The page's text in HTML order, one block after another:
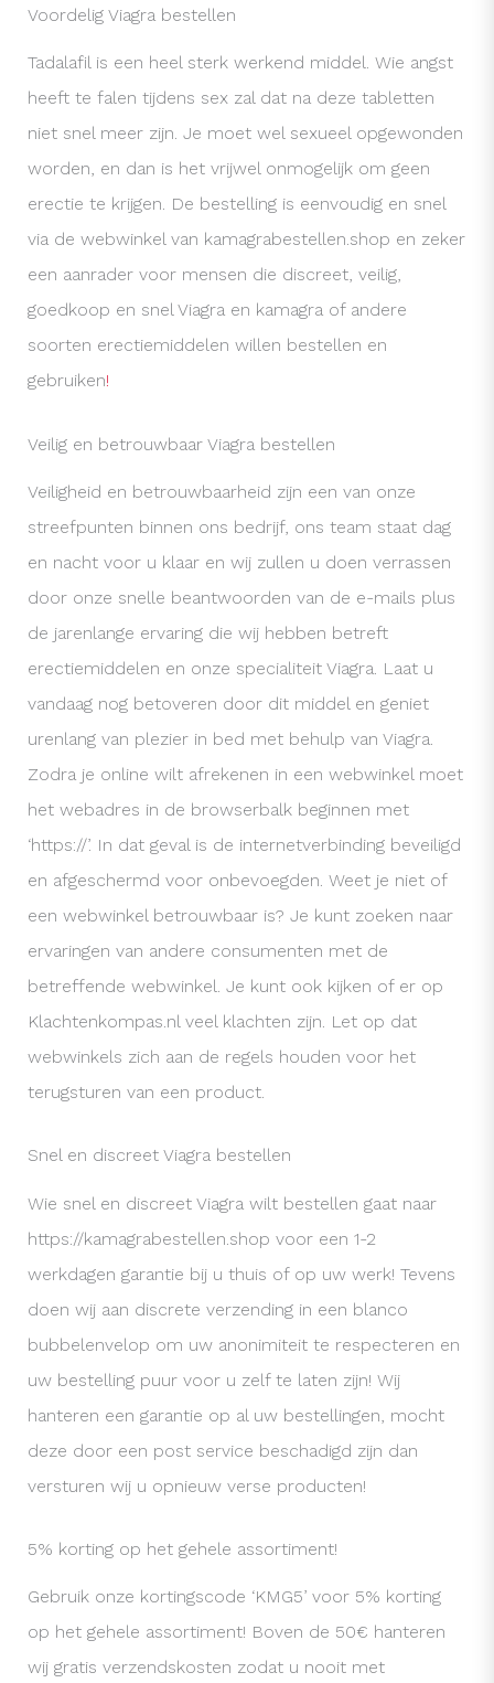
Voordelig Viagra bestellen
Tadalafil is een heel sterk werkend middel. Wie angst
heeft te falen tijdens sex zal dat na deze tabletten
niet snel meer zijn. Je moet wel sexueel opgewonden
worden, en dan is het vrijwel onmogelijk om geen
erectie te krijgen. De bestelling is eenvoudig en snel
via de webwinkel van kamagrabestellen.shop en zeker
een aanrader voor mensen die discreet, veilig,
goedkoop en snel Viagra en kamagra of andere
soorten erectiemiddelen willen bestellen en
gebruiken!
Veilig en betrouwbaar Viagra bestellen
Veiligheid en betrouwbaarheid zijn een van onze
streefpunten binnen ons bedrijf, ons team staat dag
en nacht voor u klaar en wij zullen u doen verrassen
door onze snelle beantwoorden van de e-mails plus
de jarenlange ervaring die wij hebben betreft
erectiemiddelen en onze specialiteit Viagra. Laat u
vandaag nog betoveren door dit middel en geniet
urenlang van plezier in bed met behulp van Viagra.
Zodra je online wilt afrekenen in een webwinkel moet
het webadres in de browserbalk beginnen met
‘https://’. In dat geval is de internetverbinding beveiligd
en afgeschermd voor onbevoegden. Weet je niet of
een webwinkel betrouwbaar is? Je kunt zoeken naar
ervaringen van andere consumenten met de
betreffende webwinkel. Je kunt ook kijken of er op
Klachtenkompas.nl veel klachten zijn. Let op dat
webwinkels zich aan de regels houden voor het
terugsturen van een product.
Snel en discreet Viagra bestellen
Wie snel en discreet Viagra wilt bestellen gaat naar
https://kamagrabestellen.shop voor een 1-2
werkdagen garantie bij u thuis of op uw werk! Tevens
doen wij aan discrete verzending in een blanco
bubbelenvelop om uw anonimiteit te respecteren en
uw bestelling puur voor u zelf te laten zijn! Wij
hanteren een garantie op al uw bestellingen, mocht
deze door een post service beschadigd zijn dan
versturen wij u opnieuw verse producten!
5% korting op het gehele assortiment!
Gebruik onze kortingscode ‘KMG5’ voor 5% korting
op het gehele assortiment! Boven de 50€ hanteren
wij gratis verzendskosten zodat u nooit met